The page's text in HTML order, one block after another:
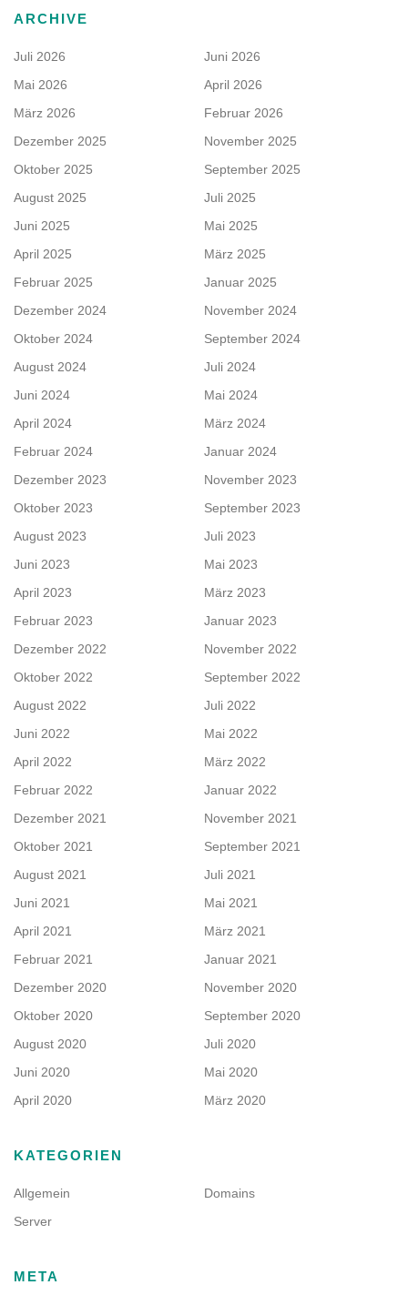
ARCHIVE
Juli 2026
Juni 2026
Mai 2026
April 2026
März 2026
Februar 2026
Dezember 2025
November 2025
Oktober 2025
September 2025
August 2025
Juli 2025
Juni 2025
Mai 2025
April 2025
März 2025
Februar 2025
Januar 2025
Dezember 2024
November 2024
Oktober 2024
September 2024
August 2024
Juli 2024
Juni 2024
Mai 2024
April 2024
März 2024
Februar 2024
Januar 2024
Dezember 2023
November 2023
Oktober 2023
September 2023
August 2023
Juli 2023
Juni 2023
Mai 2023
April 2023
März 2023
Februar 2023
Januar 2023
Dezember 2022
November 2022
Oktober 2022
September 2022
August 2022
Juli 2022
Juni 2022
Mai 2022
April 2022
März 2022
Februar 2022
Januar 2022
Dezember 2021
November 2021
Oktober 2021
September 2021
August 2021
Juli 2021
Juni 2021
Mai 2021
April 2021
März 2021
Februar 2021
Januar 2021
Dezember 2020
November 2020
Oktober 2020
September 2020
August 2020
Juli 2020
Juni 2020
Mai 2020
April 2020
März 2020
KATEGORIEN
Allgemein
Domains
Server
META